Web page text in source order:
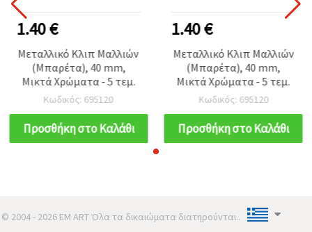
1.40 €
Μεταλλικό Κλιπ Μαλλιών
(Μπαρέτα), 40 mm,
Μικτά Χρώματα - 5 τεμ.
Κωδικός: 695120
Προσθήκη στο Καλάθι
1.40 €
Μεταλλικό Κλιπ Μαλλιών
(Μπαρέτα), 40 mm,
Μικτά Χρώματα - 5 τεμ.
Κωδικός: 695120
Προσθήκη στο Καλάθι
© 2004 - 2026 EM ART Όλα τα δικαιώματα διατηρούνται..